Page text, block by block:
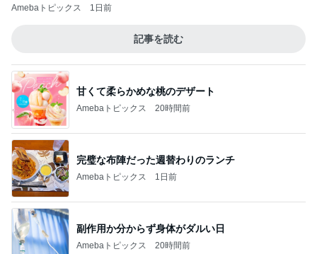
Amebaトピックス 1日前
記事を読む
甘くて柔らかめな桃のデザート
Amebaトピックス 20時間前
完璧な布陣だった週替わりのランチ
Amebaトピックス 1日前
副作用か分からず身体がダルい日
Amebaトピックス 20時間前